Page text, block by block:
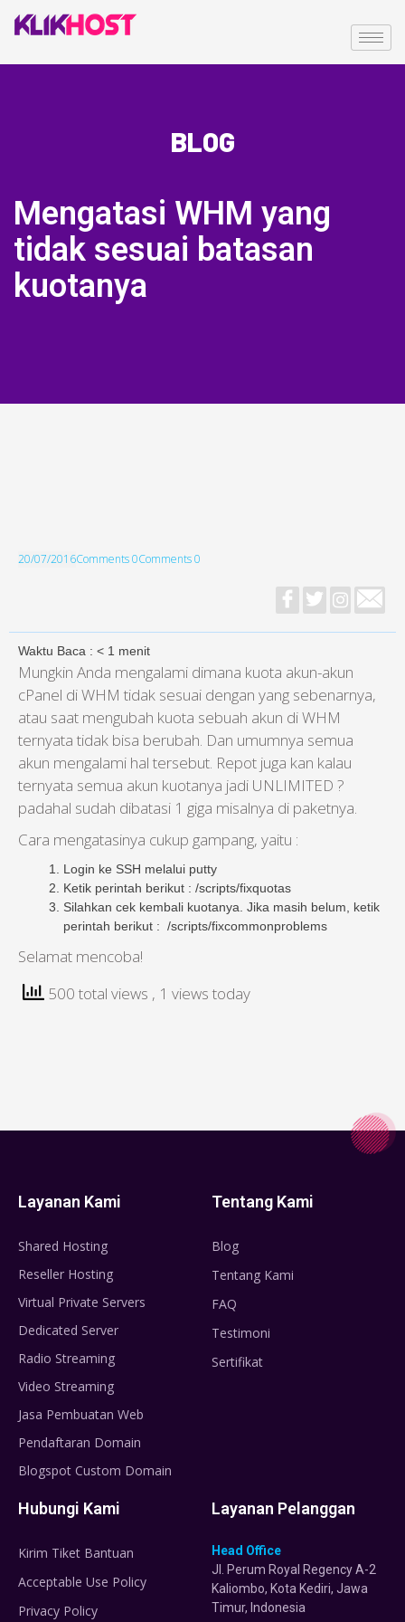
BLOG
Mengatasi WHM yang
tidak sesuai batasan
kuotanya
20/07/2016Comments 0Comments 0
Waktu Baca : < 1 menit
Mungkin Anda mengalami dimana kuota akun-akun
cPanel di WHM tidak sesuai dengan yang sebenarnya,
atau saat mengubah kuota sebuah akun di WHM
ternyata tidak bisa berubah. Dan umumnya semua
akun mengalami hal tersebut. Repot juga kan kalau
ternyata semua akun kuotanya jadi UNLIMITED ?
padahal sudah dibatasi 1 giga misalnya di paketnya.
Cara mengatasinya cukup gampang, yaitu :
Login ke SSH melalui putty
Ketik perintah berikut : /scripts/fixquotas
Silahkan cek kembali kuotanya. Jika masih belum, ketik
perintah berikut : /scripts/fixcommonproblems
Selamat mencoba!
500 total views , 1 views today
Layanan Kami
Shared Hosting
Reseller Hosting
Virtual Private Servers
Dedicated Server
Radio Streaming
Video Streaming
Jasa Pembuatan Web
Pendaftaran Domain
Blogspot Custom Domain
Tentang Kami
Blog
Tentang Kami
FAQ
Testimoni
Sertifikat
Hubungi Kami
Kirim Tiket Bantuan
Acceptable Use Policy
Privacy Policy
Layanan Pelanggan
Head Office
Jl. Perum Royal Regency A-2
Kaliombo, Kota Kediri, Jawa
Timur, Indonesia